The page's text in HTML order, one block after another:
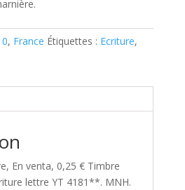
€0.25.
, France Étiquettes : Ecriture,
En venta, 0,25 € Timbre
lettre YT 4181**. MNH.